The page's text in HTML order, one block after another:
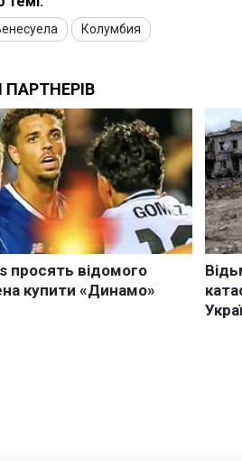
Колумбия